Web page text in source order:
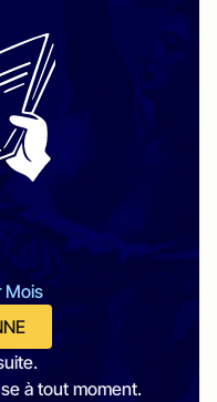
Mois
à tout moment.